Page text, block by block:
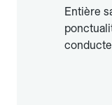
Entière